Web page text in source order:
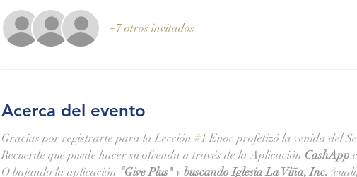
+7 otros invitados
Acerca del evento
Gracias por registrarte para la Lección #1 Enoc profetizó la venida del
Recuerde que puede hacer su ofrenda a través de la Aplicación CashApp
O bajando la aplicación “Give Plus" y buscando Iglesia La Viña, Inc.